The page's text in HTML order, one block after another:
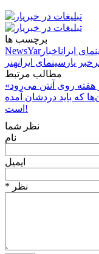
برچسب ها
NewsYar
ایراناخبار
خبر یار سینمای ایرانهنر
مطالب مرتبط
هفته روی آنتن می‌رود
که باید دردشان آمده
است!
نظر شما
نام
ایمیل
* نظر